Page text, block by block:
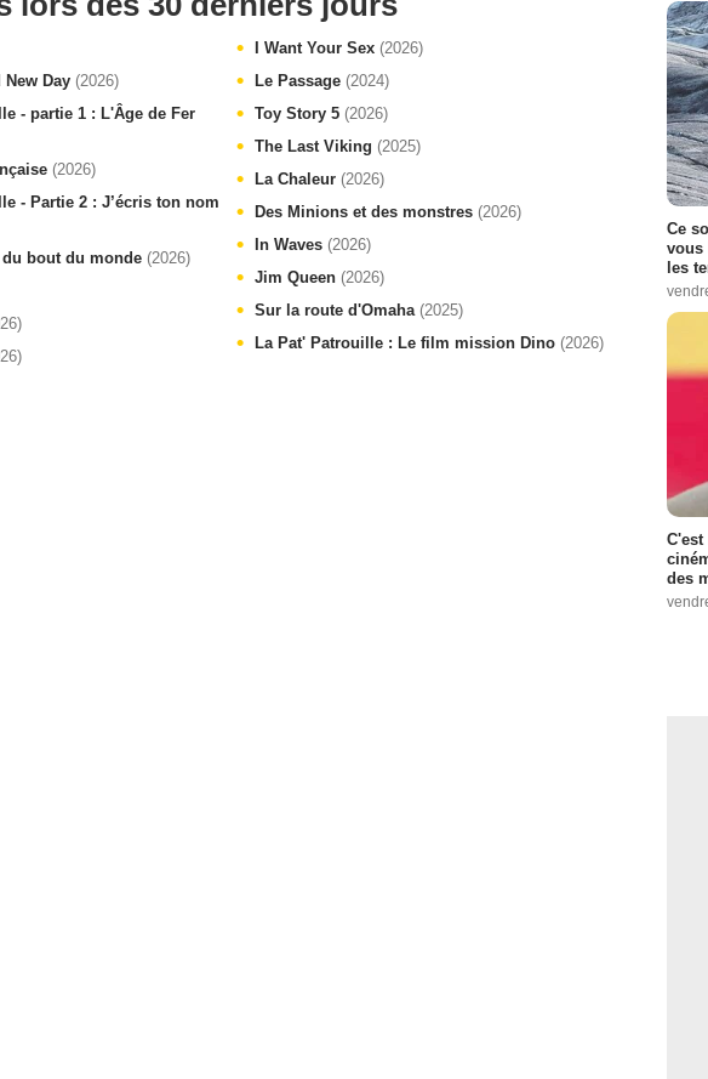
Day (2026)
- partie 1 : L'Âge de Fer
(2026)
- Partie 2 : J’écris ton nom
bout du monde (2026)
I Want Your Sex (2026)
Le Passage (2024)
Toy Story 5 (2026)
The Last Viking (2025)
La Chaleur (2026)
Des Minions et des monstres (2026)
In Waves (2026)
Jim Queen (2026)
Sur la route d'Omaha (2025)
La Pat' Patrouille : Le film mission Dino (2026)
Ce
vous
les
des